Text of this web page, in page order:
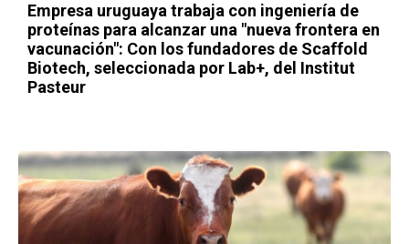
Empresa uruguaya trabaja con ingeniería de
proteínas para alcanzar una "nueva frontera en
vacunación": Con los fundadores de Scaffold
Biotech, seleccionada por Lab+, del Institut
Pasteur